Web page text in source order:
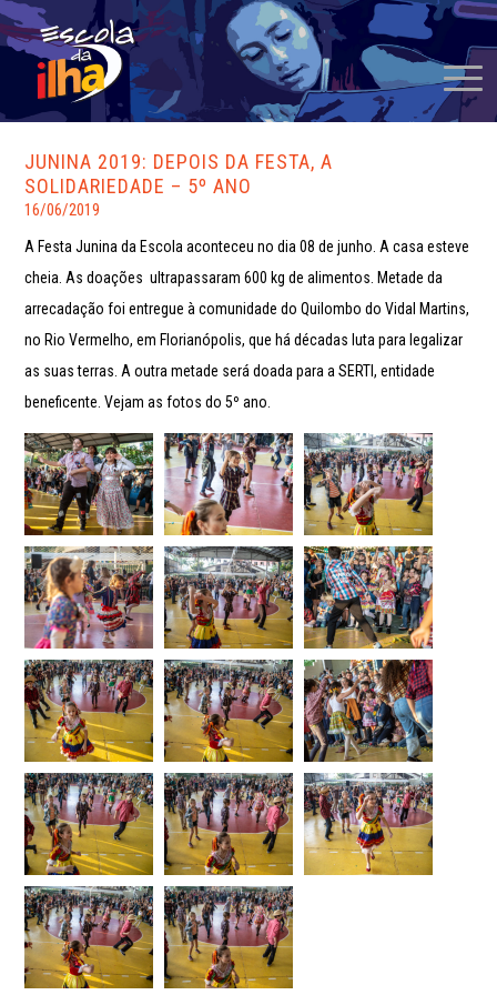
JUNINA 2019: DEPOIS DA FESTA, A
SOLIDARIEDADE – 5º ANO
16/06/2019
A Festa Junina da Escola aconteceu no dia 08 de junho. A casa esteve
cheia. As doações ultrapassaram 600 kg de alimentos. Metade da
arrecadação foi entregue à comunidade do Quilombo do Vidal Martins,
no Rio Vermelho, em Florianópolis, que há décadas luta para legalizar
as suas terras. A outra metade será doada para a SERTI, entidade
beneficente. Vejam as fotos do 5º ano.